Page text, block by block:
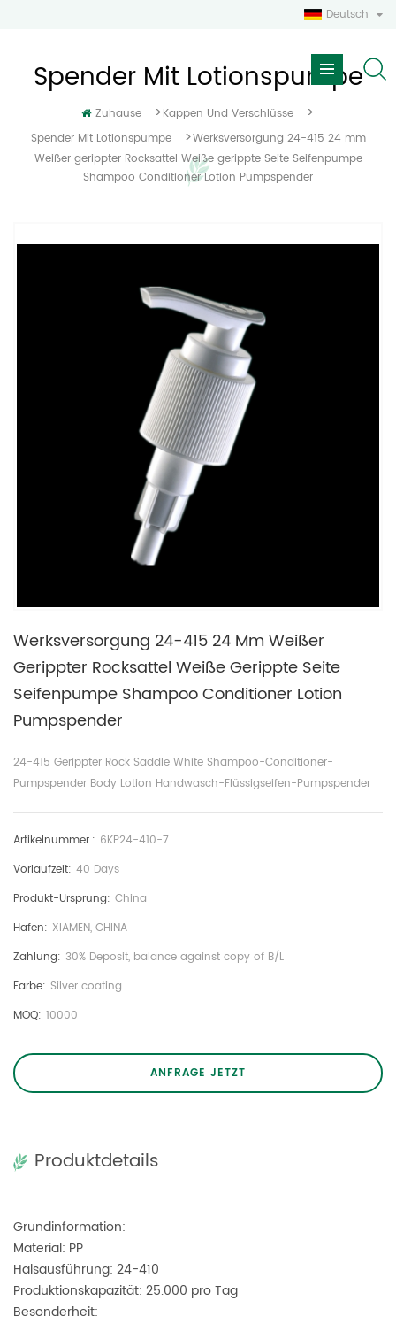
Deutsch
Spender Mit Lotionspumpe
Zuhause >Kappen Und Verschlüsse >
Spender Mit Lotionspumpe >Werksversorgung 24-415 24 mm
Weißer gerippter Rocksattel Weiße gerippte Seite Seifenpumpe
Shampoo Conditioner Lotion Pumpspender
Werksversorgung 24-415 24 Mm Weißer
Gerippter Rocksattel Weiße Gerippte Seite
Seifenpumpe Shampoo Conditioner Lotion
Pumpspender
24-415 Gerippter Rock Saddle White Shampoo-Conditioner-
Pumpspender Body Lotion Handwasch-Flüssigseifen-Pumpspender
Artikelnummer.: 6KP24-410-7
Vorlaufzeit: 40 Days
Produkt-Ursprung: China
Hafen: XIAMEN, CHINA
Zahlung: 30% Deposit, balance against copy of B/L
Farbe: Silver coating
MOQ: 10000
ANFRAGE JETZT
Produktdetails
Grundinformation:
Material: PP
Halsausführung: 24-410
Produktionskapazität: 25.000 pro Tag
Besonderheit: